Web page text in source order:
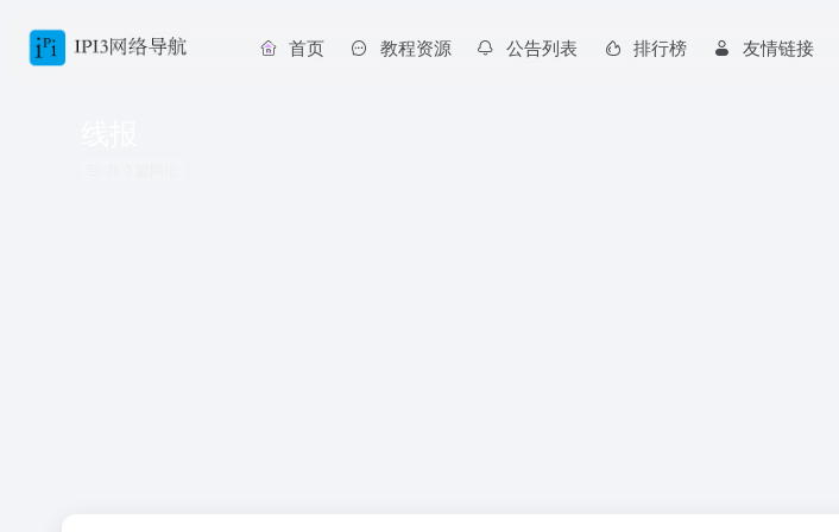
首页 教程资源 公告列表 排行榜 友情链接